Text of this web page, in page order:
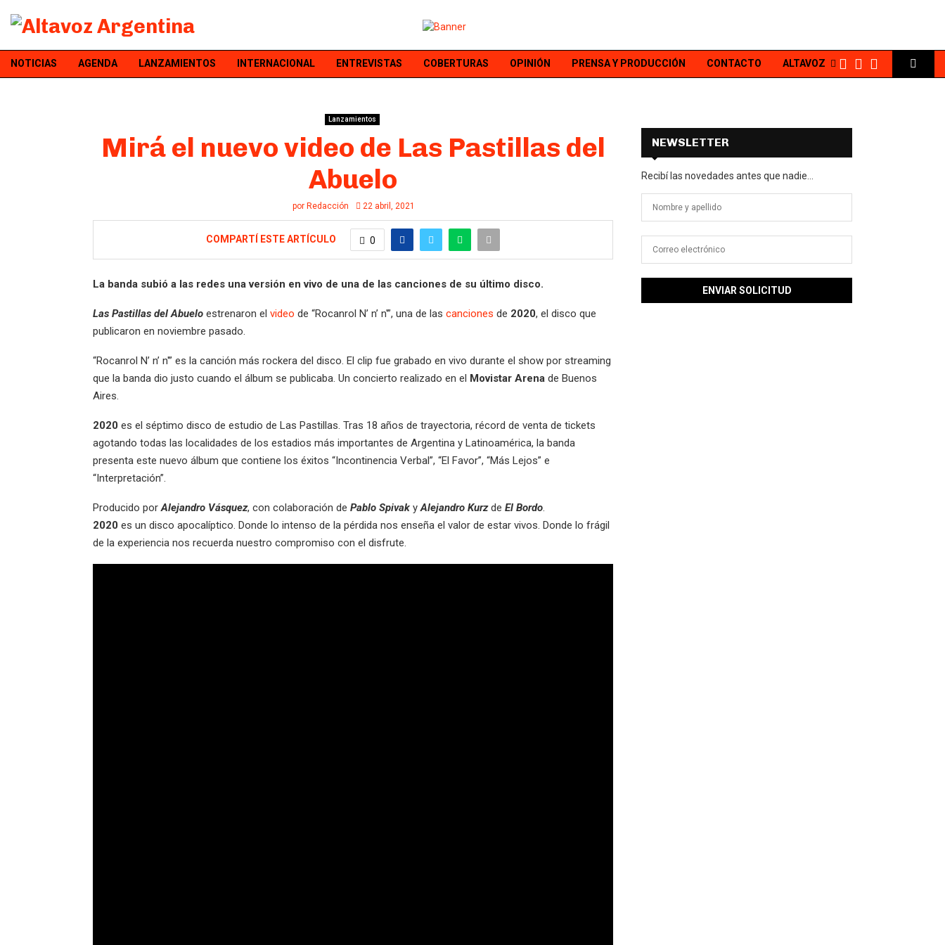
NOTICIAS AGENDA LANZAMIENTOS INTERNACIONAL ENTREVISTAS COBERTURAS OPINIÓN PRENSA Y PRODUCCIÓN CONTACTO ALTAVOZ
Lanzamientos
Mirá el nuevo video de Las Pastillas del
Abuelo
por Redacción 22 abril, 2021
COMPARTÍ ESTE ARTÍCULO 0
La banda subió a las redes una versión en vivo de una de las canciones de su último disco.
Las Pastillas del Abuelo estrenaron el video de “Rocanrol N’ n’ n'”, una de las canciones de 2020, el disco que
publicaron en noviembre pasado.
“Rocanrol N’ n’ n'” es la canción más rockera del disco. El clip fue grabado en vivo durante el show por streaming
que la banda dio justo cuando el álbum se publicaba. Un concierto realizado en el Movistar Arena de Buenos
Aires.
2020 es el séptimo disco de estudio de Las Pastillas. Tras 18 años de trayectoria, récord de venta de tickets
agotando todas las localidades de los estadios más importantes de Argentina y Latinoamérica, la banda
presenta este nuevo álbum que contiene los éxitos “Incontinencia Verbal”, “El Favor”, “Más Lejos” e
“Interpretación”.
Producido por Alejandro Vásquez, con colaboración de Pablo Spivak y Alejandro Kurzde El Bordo
2020 es un disco apocalíptico. Donde lo intenso de la pérdida nos enseña el valor de estar vivos. Donde lo frágil
de la experiencia nos recuerda nuestro compromiso con el disfrute.
NEWSLETTER
Recibí las novedades antes que nadie...